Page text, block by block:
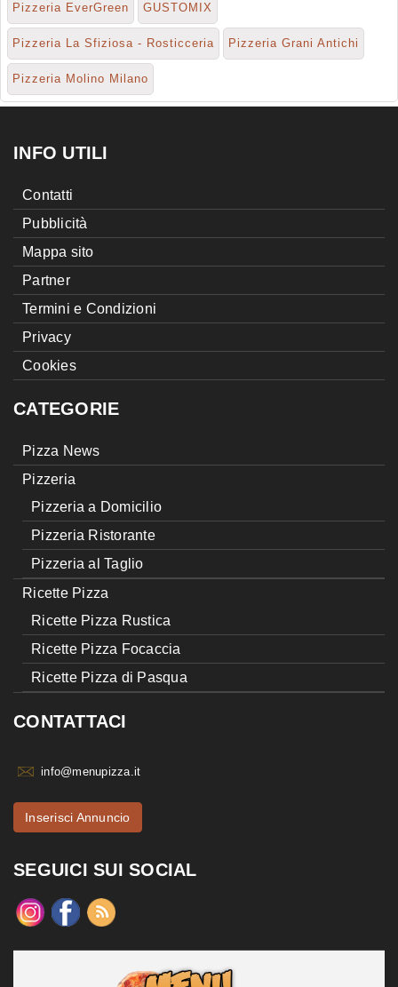
Pizzeria EverGreen GUSTOMIX
Pizzeria La Sfiziosa - Rosticceria Pizzeria Grani Antichi
Pizzeria Molino Milano
INFO UTILI
Contatti
Pubblicità
Mappa sito
Partner
Termini e Condizioni
Privacy
Cookies
CATEGORIE
Pizza News
Pizzeria
Pizzeria a Domicilio
Pizzeria Ristorante
Pizzeria al Taglio
Ricette Pizza
Ricette Pizza Rustica
Ricette Pizza Focaccia
Ricette Pizza di Pasqua
CONTATTACI
info@menupizza.it
Inserisci Annuncio
SEGUICI SUI SOCIAL